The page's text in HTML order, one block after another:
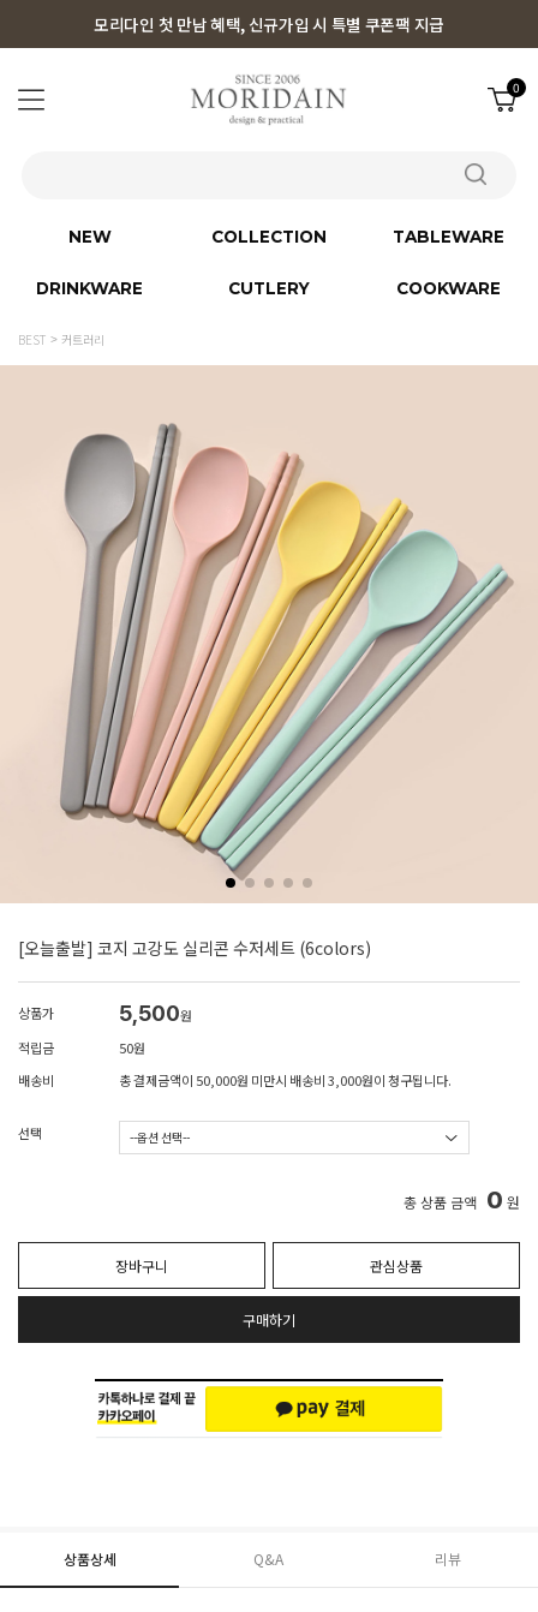
모리다인 첫 만남 혜택, 신규가입 시 특별 쿠폰팩 지급
0
NEW COLLECTION TABLEWARE
DRINKWARE CUTLERY COOKWARE
BEST 커트러리
[오늘출발] 코지 고강도 실리콘 수저세트 (6colors)
상품가 5,500원
적립금
50원
배송비
총 결제금액이 50,000원 미만시 배송비 3,000원이 청구됩니다.
선택
총 상품 금액 0 원
장바구니 관심상품
구매하기
상품상세 Q&A 리뷰